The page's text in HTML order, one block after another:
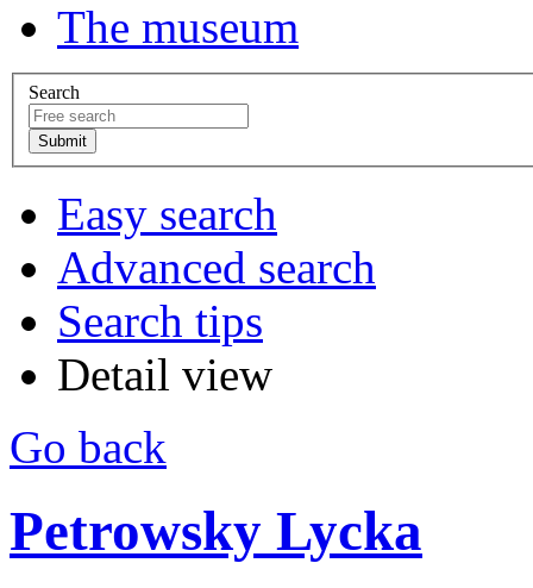
The museum
Search
Easy search
Advanced search
Search tips
Detail view
Go back
Petrowsky Lycka